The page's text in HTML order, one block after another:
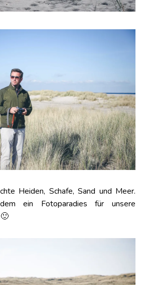
Heiden, Schafe, Sand und Meer.
ein Fotoparadies für unsere